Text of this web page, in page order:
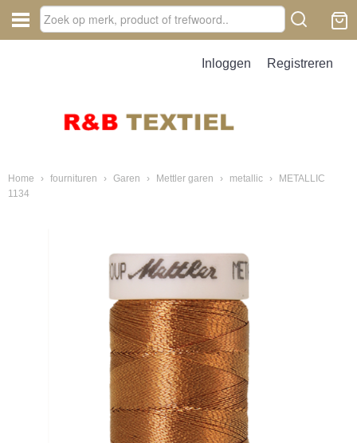
Inloggen Registreren
Home › fournituren › Garen › Mettler garen › metallic ›
METALLIC
1134